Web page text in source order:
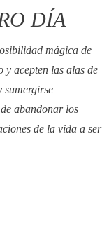
DÍA
mágica de
y acepten las alas de
sumergirse
abandonar los
de la vida a ser